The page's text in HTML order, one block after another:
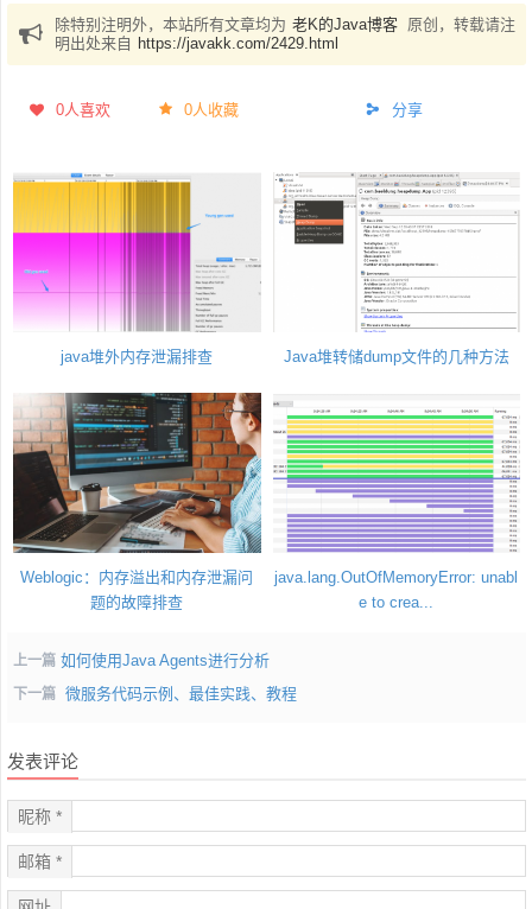
除特别注明外，本站所有文章均为 老K的Java博客 原创，转载请注
明出处来自 https://javakk.com/2429.html
0人喜欢 0人收藏 分享
java堆外内存泄漏排查 Java堆转储dump文件的几种方法
Weblogic：内存溢出和内存泄漏问
题的故障排查
java.lang.OutOfMemoryError: unabl
e to crea...
上一篇 如何使用Java Agents进行分析
下一篇 微服务代码示例、最佳实践、教程
发表评论
昵称 *
邮箱 *